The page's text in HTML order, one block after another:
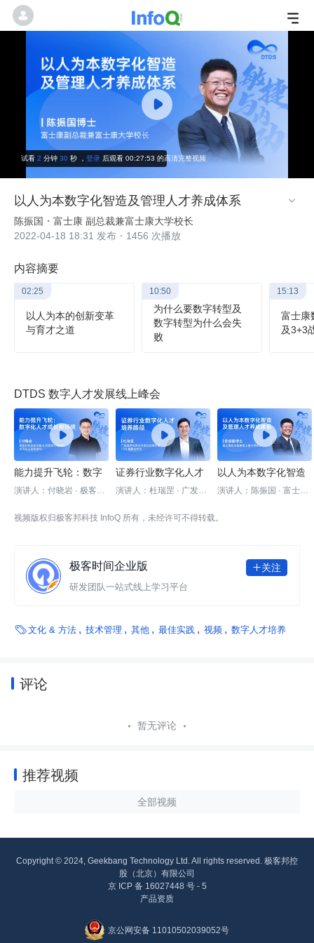
试看 2 分钟 30 秒 ， 登录 后观看 00:27:53 的高清完整视频
以人为本数字化智造及管理人才养成体系

陈振国
富士康 副总裁兼富士康大学校长
2022-04-18 18:31 发布
1456 次播放
内容摘要
02:25
以人为本的创新变革
与育才之道
10:50
为什么要数字转型及
数字转型为什么会失
败
15:13
富士康
及3+3
DTDS 数字人才发展线上峰会

能力提升飞轮：数字
化人才成长新环境
演讲人：付晓岩 · 极客邦
院长，资深企业架构顾问

证券行业数字化人才
培养路径
演讲人：杜瑞罡 · 广发证

以人为本数字化智造
及管理人才养成体系
演讲人：陈振国 · 富士康
视频版权归极客邦科技 InfoQ 所有，未经许可不得转载。
极客时间企业版 关注
研发团队一站式线上学习平台
文化 & 方法 技术管理 其他 最佳实践 视频 数字人才培养
评论
暂无评论
推荐视频
全部视频
Copyright © 2024, Geekbang Technology Ltd. All rights reserved. 极客邦控
股（北京）有限公司
京 ICP 备 16027448 号 - 5
产品资质
京公网安备 11010502039052号